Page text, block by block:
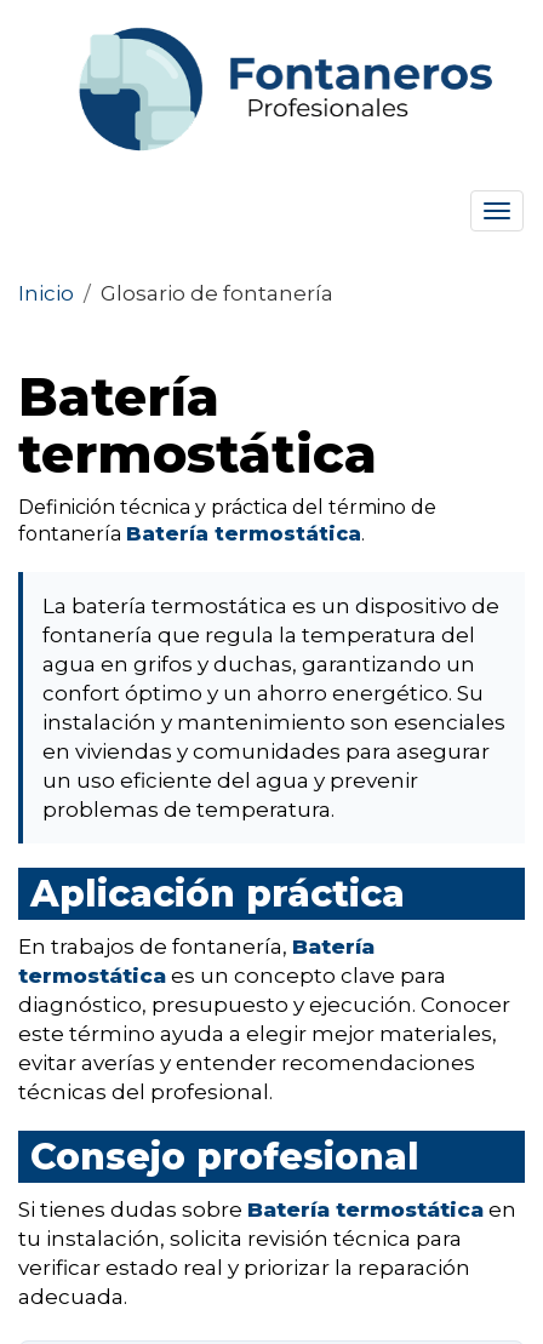
Inicio / Glosario de fontanería
Batería
termostática
Definición técnica y práctica del término de
fontanería Batería termostática.
La batería termostática es un dispositivo de
fontanería que regula la temperatura del
agua en grifos y duchas, garantizando un
confort óptimo y un ahorro energético. Su
instalación y mantenimiento son esenciales
en viviendas y comunidades para asegurar
un uso eficiente del agua y prevenir
problemas de temperatura.
Aplicación práctica
En trabajos de fontanería, Batería
termostática es un concepto clave para
diagnóstico, presupuesto y ejecución. Conocer
este término ayuda a elegir mejor materiales,
evitar averías y entender recomendaciones
técnicas del profesional.
Consejo profesional
Si tienes dudas sobre Batería termostática en
tu instalación, solicita revisión técnica para
verificar estado real y priorizar la reparación
adecuada.